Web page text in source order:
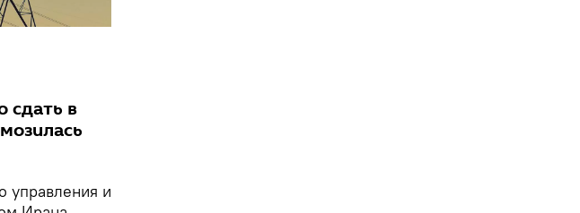
сдать в
управления и